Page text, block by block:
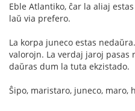
Eble Atlantiko, ĉar la aliaj
laŭ via prefero.
La korpa juneco estas
valorojn. La verdaj jaroj
daŭras dum la tuta ekzistado.
Ŝipo, maristaro, juneco, maro,